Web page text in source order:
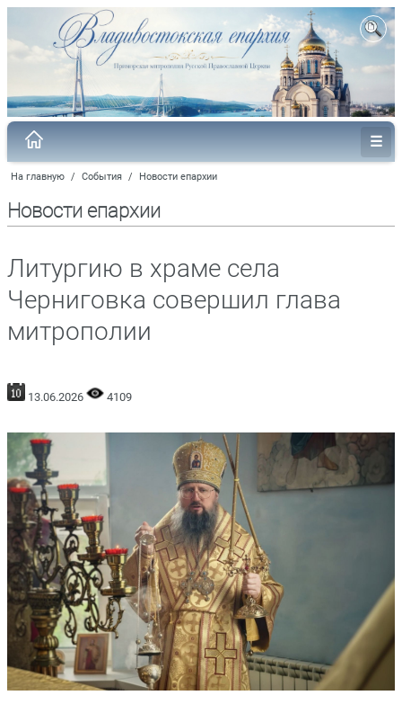
На главную / События / Новости епархии
Новости епархии
Литургию в храме села
Черниговка совершил глава
митрополии
13.06.2026 4109